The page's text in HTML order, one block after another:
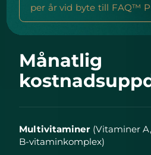
per år vid byte till FAQ™
Månatlig
Multivitaminer (Vitaminer A,
B-vitaminkomplex)